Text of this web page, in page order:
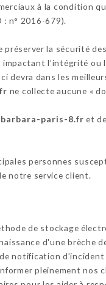
à la condition
: n° 2016-679).
préserver la sécurité
impactant l’intégrité
devra dans les
ne collecte aucune «
paris-8.fr et
personnes
notre service client.
de stockage
d'une brèche
notification
pleinement nos